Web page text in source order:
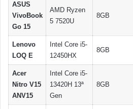
ASUS
VivoBook
Go 15
AMD Ryzen
5 7520U
8GB
Lenovo
LOQ E
Intel Core i5-
12450HX
8GB
Acer
Nitro V15
ANV15
Intel Core i5-
13420H 13ª
Gen
8GB